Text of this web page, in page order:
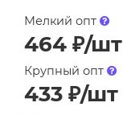
Мелкий опт
464 ₽/шт
Крупный опт
433 ₽/шт